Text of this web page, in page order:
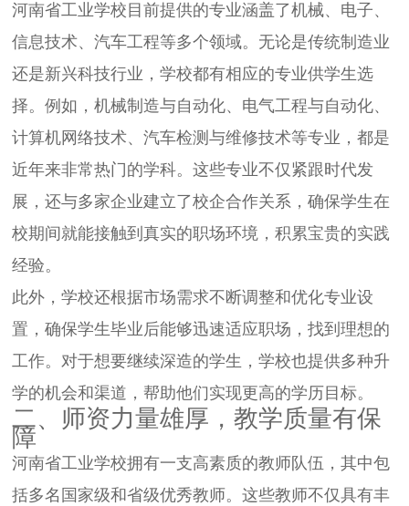
河南省工业学校目前提供的专业涵盖了机械、电子、
信息技术、汽车工程等多个领域。无论是传统制造业
还是新兴科技行业，学校都有相应的专业供学生选
择。例如，机械制造与自动化、电气工程与自动化、
计算机网络技术、汽车检测与维修技术等专业，都是
近年来非常热门的学科。这些专业不仅紧跟时代发
展，还与多家企业建立了校企合作关系，确保学生在
校期间就能接触到真实的职场环境，积累宝贵的实践
经验。
此外，学校还根据市场需求不断调整和优化专业设
置，确保学生毕业后能够迅速适应职场，找到理想的
工作。对于想要继续深造的学生，学校也提供多种升
学的机会和渠道，帮助他们实现更高的学历目标。
二、师资力量雄厚，教学质量有保
障
河南省工业学校拥有一支高素质的教师队伍，其中包
括多名国家级和省级优秀教师。这些教师不仅具有丰